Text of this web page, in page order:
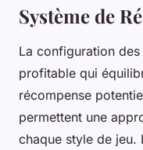
Système de
La configuration
profitable qui
récompense
permettent une
chaque style de jeu.